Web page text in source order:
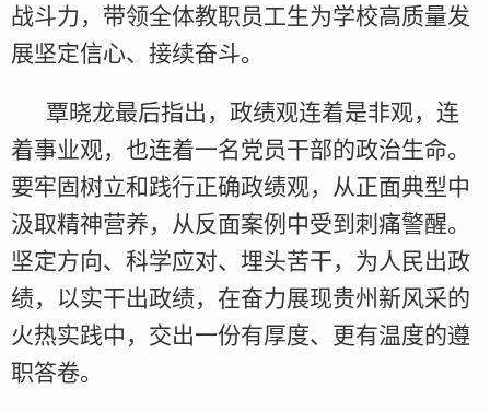
战斗力，带领全体教职员工生为学校高质量发
展坚定信心、接续奋斗。
覃晓龙最后指出，政绩观连着是非观，连
着事业观，也连着一名党员干部的政治生命。
要牢固树立和践行正确政绩观，从正面典型中
汲取精神营养，从反面案例中受到刺痛警醒。
坚定方向、科学应对、埋头苦干，为人民出政
绩，以实干出政绩，在奋力展现贵州新风采的
火热实践中，交出一份有厚度、更有温度的遵
职答卷。